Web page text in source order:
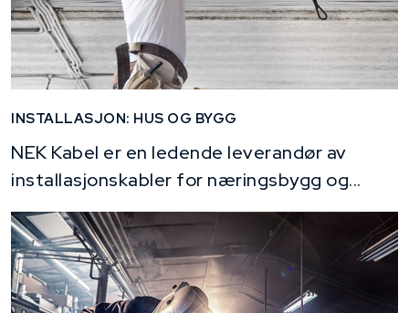
INSTALLASJON: HUS OG BYGG
NEK Kabel er en ledende leverandør av
installasjonskabler for næringsbygg og...